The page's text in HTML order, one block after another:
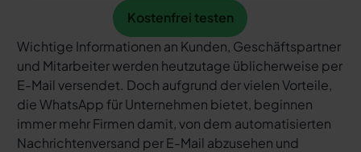
Kostenfrei testen
Kostenfrei testen
Wichtige Informationen an Kunden, Geschäftspartner
und Mitarbeiter werden heutzutage üblicherweise per
E-Mail versendet. Doch aufgrund der vielen Vorteile,
die WhatsApp für Unternehmen bietet, beginnen
immer mehr Firmen damit, von dem automatisierten
Nachrichtenversand per E-Mail abzusehen und